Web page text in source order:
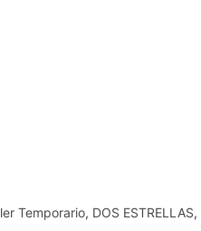
Temporario, DOS ESTRELLAS,